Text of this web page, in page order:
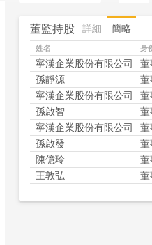
董監持股 詳細 簡略
姓名 身
寧漢企業股份有限公司 董
孫靜源
董
寧漢企業股份有限公司
董
孫啟智
董
寧漢企業股份有限公司
董
孫啟發
董
陳億玲
董
王敦弘
董